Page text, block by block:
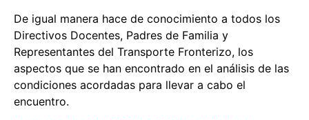
De igual manera hace de conocimiento a todos los
Directivos Docentes, Padres de Familia y
Representantes del Transporte Fronterizo, los
aspectos que se han encontrado en el análisis de las
condiciones acordadas para llevar a cabo el
encuentro.